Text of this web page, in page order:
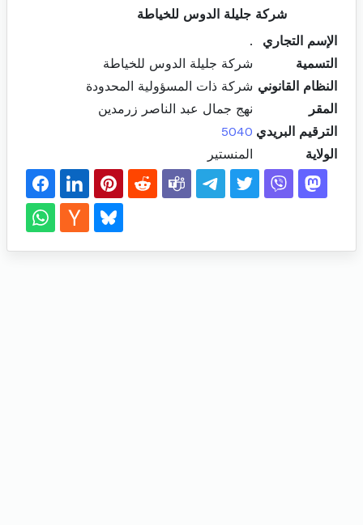
شركة جليلة الدوس للخياطة
الإسم التجاري
.
التسمية
شركة جليلة الدوس للخياطة
النظام القانوني شركة ذات المسؤولية المحدودة
المقر
نهج جمال عبد الناصر زرمدين
الترقيم البريدي 5040
الولاية
المنستير